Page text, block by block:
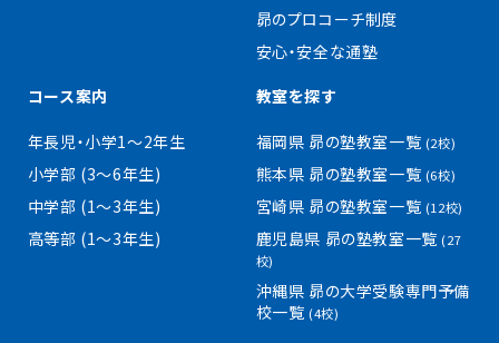
昴のプロコーチ制度
安心・安全な通塾
コース案内
年長児・小学1〜2年生
小学部 (3〜6年生)
中学部 (1〜3年生)
高等部 (1〜3年生)
教室を探す
福岡県 昴の塾教室一覧 (2校)
熊本県 昴の塾教室一覧 (6校)
宮崎県 昴の塾教室一覧 (12校)
鹿児島県 昴の塾教室一覧(27
校)
沖縄県 昴の大学受験専門予備
校一覧 (4校)